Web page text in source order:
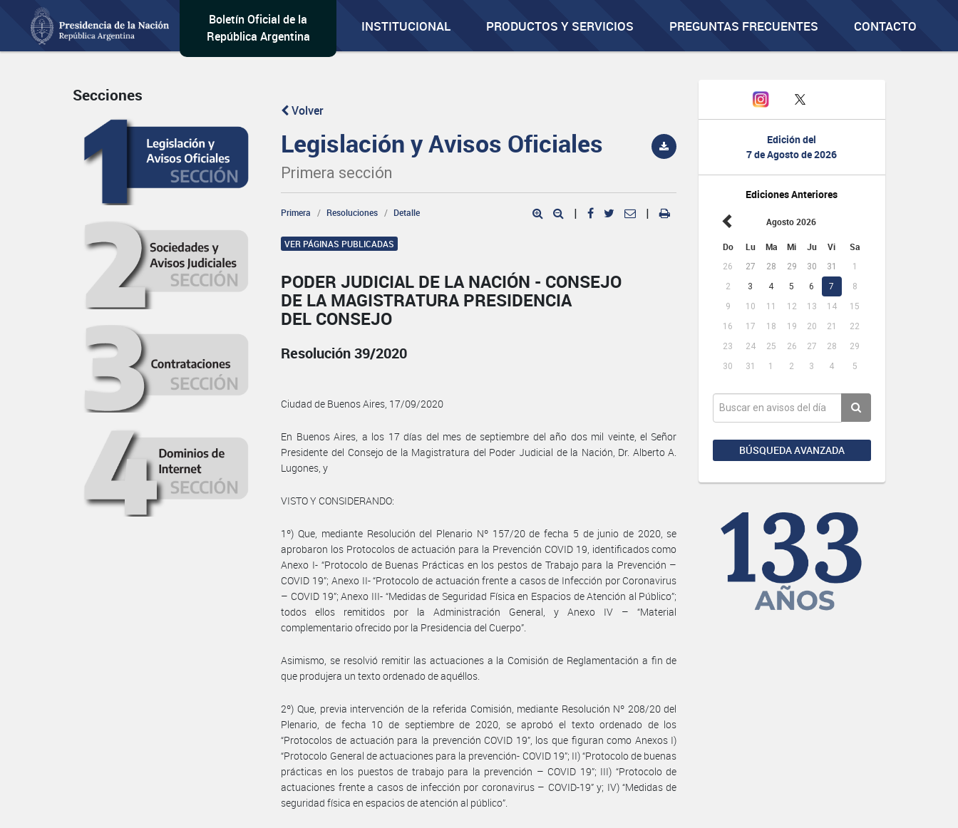
Boletín Oficial de la
República Argentina
INSTITUCIONAL PRODUCTOS Y SERVICIOS PREGUNTAS FRECUENTES CONTACTO
Edición del
7 de Agosto de 2026
Ediciones Anteriores
Agosto 2026
Do Lu Ma Mi Ju Vi Sa
26 27 28 29 30 31
1
2
3 4 5 6 7
8
9
10 11 12 13 14
15
16
17 18 19 20 21
22
23
24 25 26 27 28
29
30
31 1 2 3 4 5
BÚSQUEDA AVANZADA
Secciones
Volver
Legislación y Avisos Oficiales
Primera sección
Primera Resoluciones Detalle | |
VER PÁGINAS PUBLICADAS
PODER JUDICIAL DE LA NACIÓN - CONSEJO
DE LA MAGISTRATURA PRESIDENCIA
DEL CONSEJO
Resolución 39/2020
Ciudad de Buenos Aires, 17/09/2020
En Buenos Aires, a los 17 días del mes de septiembre del año dos mil veinte, el Señor
Presidente del Consejo de la Magistratura del Poder Judicial de la Nación, Dr. Alberto A.
Lugones, y
VISTO Y CONSIDERANDO:
1º) Que, mediante Resolución del Plenario Nº 157/20 de fecha 5 de junio de 2020, se
aprobaron los Protocolos de actuación para la Prevención COVID 19, identificados como
Anexo I- “Protocolo de Buenas Prácticas en los pestos de Trabajo para la Prevención –
COVID 19”; Anexo II- “Protocolo de actuación frente a casos de Infección por Coronavirus
– COVID 19”; Anexo III- “Medidas de Seguridad Física en Espacios de Atención al Público”;
todos ellos remitidos por la Administración General, y Anexo IV – “Material
complementario ofrecido por la Presidencia del Cuerpo”.
Asimismo, se resolvió remitir las actuaciones a la Comisión de Reglamentación a fin de
que produjera un texto ordenado de aquéllos.
2º) Que, previa intervención de la referida Comisión, mediante Resolución Nº 208/20 del
Plenario, de fecha 10 de septiembre de 2020, se aprobó el texto ordenado de los
“Protocolos de actuación para la prevención COVID 19”, los que figuran como Anexos I)
“Protocolo General de actuaciones para la prevención- COVID 19”; II) “Protocolo de buenas
prácticas en los puestos de trabajo para la prevención – COVID 19”; III) “Protocolo de
actuaciones frente a casos de infección por coronavirus – COVID-19” y; IV) “Medidas de
seguridad física en espacios de atención al público”.